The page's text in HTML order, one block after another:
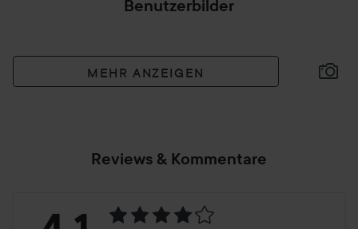
Benutzerbilder
MEHR ANZEIGEN
Reviews & Kommentare